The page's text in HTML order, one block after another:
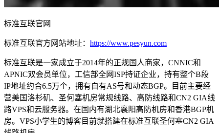
标准互联官网
标准互联官方网站地址： https://www.pesyun.com
标准互联是一家成立于2014年的正规国人商家，CNNIC和
APNIC双会员单位，工信部全网ISP持证企业，持有整个B段
IP地址约合6.5万个，拥有自有AS号和动态BGP。目前主要经
营美国洛杉矶、圣何塞机房常规线路、高防线路和CN2 GIA线
路VPS和云服务器。在国内有湖北襄阳高防机房和香港BGP机
房。VPS小学生的博客目前就搭建在标准互联圣何塞CN2 GIA